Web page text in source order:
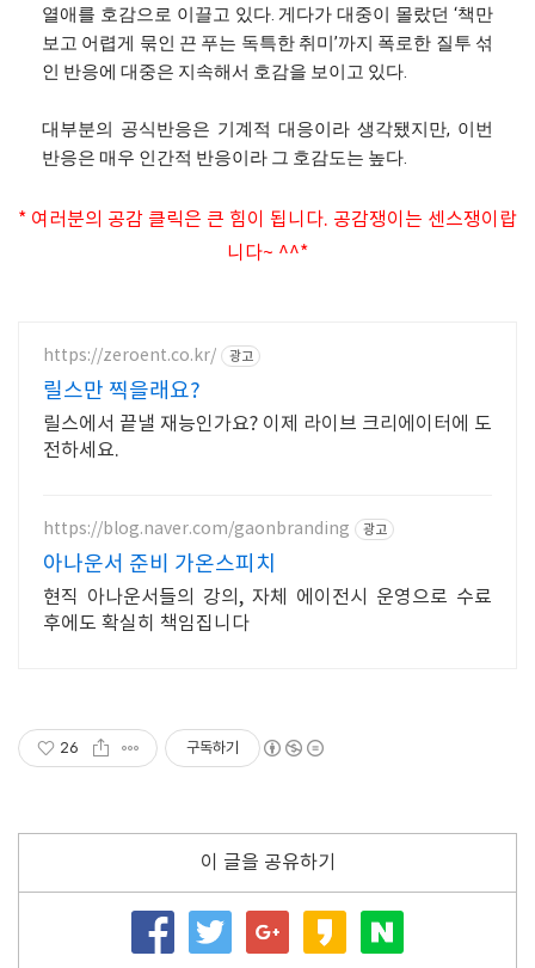
열애를 호감으로 이끌고 있다. 게다가 대중이 몰랐던 ‘책만
보고 어렵게 묶인 끈 푸는 독특한 취미’까지 폭로한 질투 섞
인 반응에 대중은 지속해서 호감을 보이고 있다.
대부분의 공식반응은 기계적 대응이라 생각됐지만, 이번
반응은 매우 인간적 반응이라 그 호감도는 높다.
* 여러분의 공감 클릭은 큰 힘이 됩니다. 공감쟁이는 센스쟁이랍
니다~ ^^*
https://zeroent.co.kr/ 광고
릴스만 찍을래요?
릴스에서 끝낼 재능인가요? 이제 라이브 크리에이터에 도
전하세요.
https://blog.naver.com/gaonbranding 광고
아나운서 준비 가온스피치
현직 아나운서들의 강의, 자체 에이전시 운영으로 수료
후에도 확실히 책임집니다
26 구독하기
이 글을 공유하기